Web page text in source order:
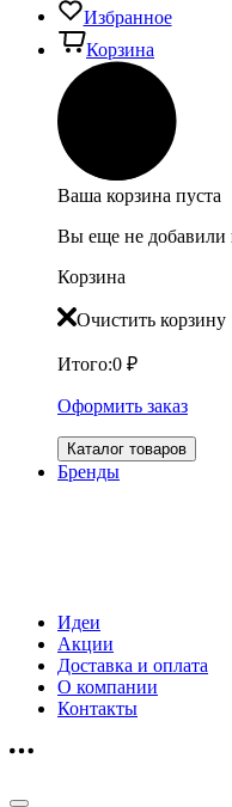
Избранное
Корзина
Ваша корзина пуста
Вы еще не добавили
Корзина
Очистить корзину
Итого:0 ₽
Оформить заказ
Каталог товаров
Бренды
Идеи
Акции
Доставка и оплата
О компании
Контакты